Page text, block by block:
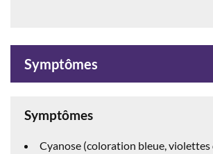
Symptômes
Symptômes
Cyanose (coloration bleue, violettes